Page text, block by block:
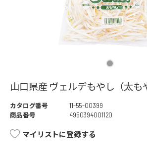
山口県産 ヴェルデもやし（太も
カタログ番号
11-55-00399
商品番号
4950394001120
マイリストに登録する